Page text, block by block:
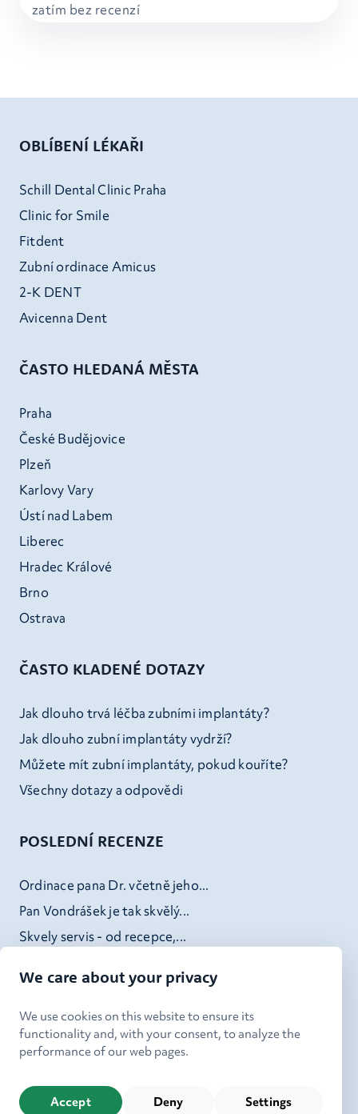
zatím bez recenzí
OBLÍBENÍ LÉKAŘI
Schill Dental Clinic Praha
Clinic for Smile
Fitdent
Zubní ordinace Amicus
2-K DENT
Avicenna Dent
ČASTO HLEDANÁ MĚSTA
Praha
České Budějovice
Plzeň
Karlovy Vary
Ústí nad Labem
Liberec
Hradec Králové
Brno
Ostrava
ČASTO KLADENÉ DOTAZY
Jak dlouho trvá léčba zubními implantáty?
Jak dlouho zubní implantáty vydrží?
Můžete mít zubní implantáty, pokud kouříte?
Všechny dotazy a odpovědi
POSLEDNÍ RECENZE
Ordinace pana Dr. včetně jeho...
Pan Vondrášek je tak skvělý...
Skvely servis - od recepce,...
Používání cookies|Nastavení cookies
We care about your privacy
We use cookies on this website to ensure its
functionality and, with your consent, to analyze the
performance of our web pages.
Accept Deny Settings